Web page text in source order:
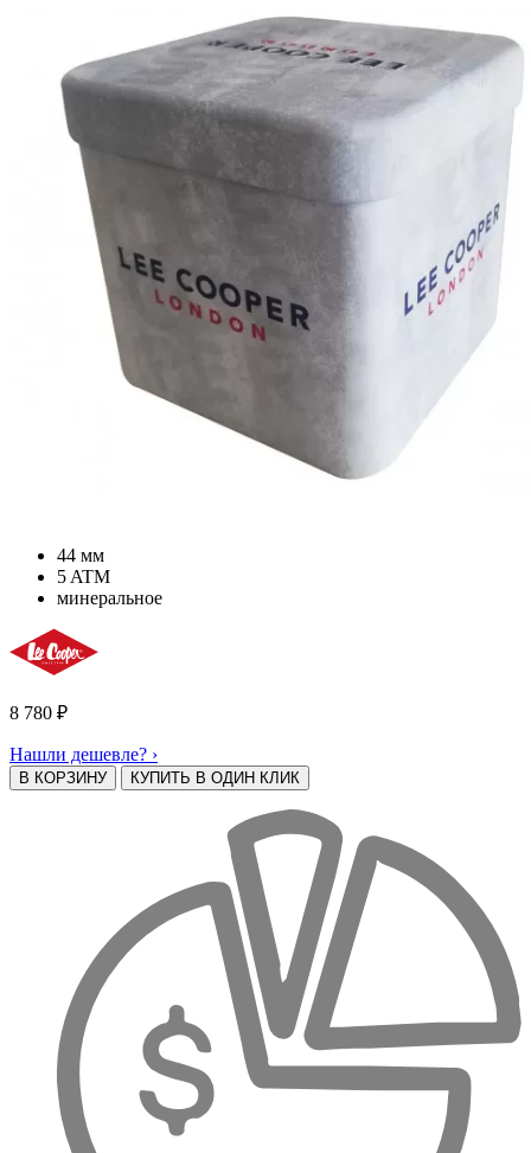
44 мм
5 ATM
минеральное
8 780 ₽
Нашли дешевле? ›
В КОРЗИНУ КУПИТЬ В ОДИН КЛИК